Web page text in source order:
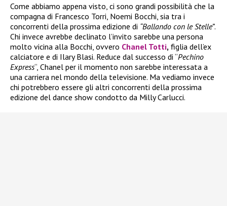
Come abbiamo appena visto, ci sono grandi possibilità che la
compagna di Francesco Torri, Noemi Bocchi, sia tra i
concorrenti della prossima edizione di “Ballando con le Stelle”.
Chi invece avrebbe declinato l’invito sarebbe una persona
molto vicina alla Bocchi, ovvero Chanel Totti, figlia dell’ex
calciatore e di Ilary Blasi. Reduce dal successo di “Pechino
Express“, Chanel per il momento non sarebbe interessata a
una carriera nel mondo della televisione. Ma vediamo invece
chi potrebbero essere gli altri concorrenti della prossima
edizione del dance show condotto da Milly Carlucci.